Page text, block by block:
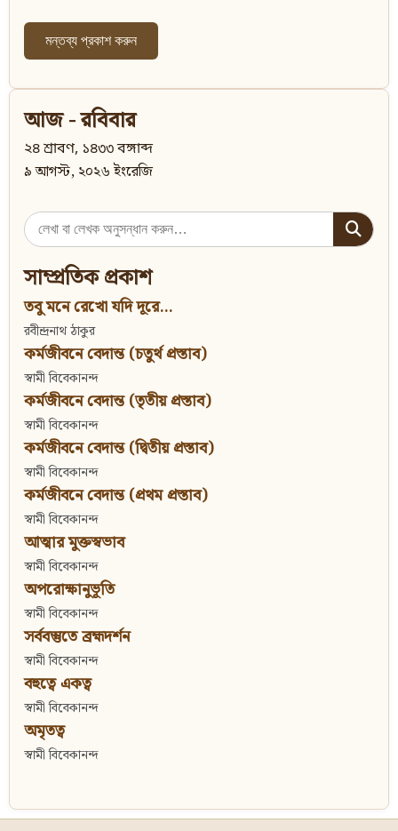
আজ - রবিবার
২৪ শ্রাবণ, ১৪৩৩ বঙ্গাব্দ
৯ আগস্ট, ২০২৬ ইংরেজি
Search
for:
সাম্প্রতিক প্রকাশ
তবু মনে রেখো যদি দূরে...
রবীন্দ্রনাথ ঠাকুর
কর্মজীবনে বেদান্ত (চতুর্থ প্রস্তাব)
স্বামী বিবেকানন্দ
কর্মজীবনে বেদান্ত (তৃতীয় প্রস্তাব)
স্বামী বিবেকানন্দ
কর্মজীবনে বেদান্ত (দ্বিতীয় প্রস্তাব)
স্বামী বিবেকানন্দ
কর্মজীবনে বেদান্ত (প্রথম প্রস্তাব)
স্বামী বিবেকানন্দ
আত্মার মুক্তস্বভাব
স্বামী বিবেকানন্দ
অপরোক্ষানুভূতি
স্বামী বিবেকানন্দ
সর্ববস্তুতে ব্রহ্মদর্শন
স্বামী বিবেকানন্দ
বহুত্বে একত্ব
স্বামী বিবেকানন্দ
অমৃতত্ব
স্বামী বিবেকানন্দ